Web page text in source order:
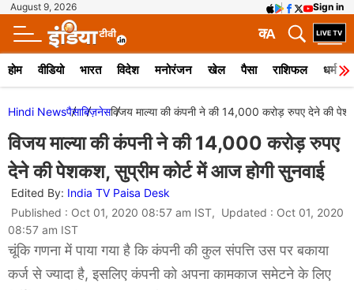
August 9, 2026 Sign in
A
क
होम वीडियो भारत विदेश मनोरंजन खेल पैसा राशिफल धर्म
Hindi Newsपैसाबिज़नेसविजय माल्‍या की कंपनी ने की 14,000 करोड़ रुपए देने की
विजय माल्‍या की कंपनी ने की 14,000 करोड़ रुपए
देने की पेशकश, सुप्रीम कोर्ट में आज होगी सुनवाई
Edited By: India TV Paisa Desk
Published : Oct 01, 2020 08:57 am IST, Updated : Oct 01, 2020
08:57 am IST
चूंकि गणना में पाया गया है कि कंपनी की कुल संपत्ति उस पर बकाया
कर्ज से ज्यादा है, इसलिए कंपनी को अपना कामकाज समेटने के लिए